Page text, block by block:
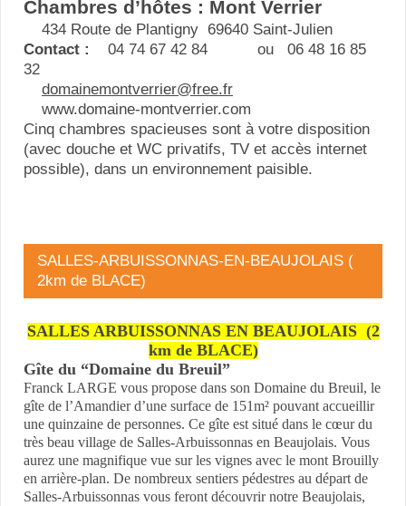
Chambres d’hôtes : Mont Verrier
434 Route de Plantigny 69640 Saint-Julien
Contact :
04 74 67 42 84 ou 06 48 16 85
32
domainemontverrier@free.fr
www.domaine-montverrier.com
Cinq chambres spacieuses sont à votre disposition
(avec douche et WC privatifs, TV et accès internet
possible), dans un environnement paisible.
SALLES-ARBUISSONNAS-EN-BEAUJOLAIS (
2km de BLACE)
SALLES ARBUISSONNAS EN BEAUJOLAIS (2
km de BLACE)
Gîte du “Domaine du Breuil”
Franck LARGE vous propose dans son Domaine du Breuil, le
gîte de l’Amandier d’une surface de 151m² pouvant accueillir
une quinzaine de personnes. Ce gîte est situé dans le cœur du
très beau village de Salles-Arbuissonnas en Beaujolais. Vous
aurez une magnifique vue sur les vignes avec le mont Brouilly
en arrière-plan. De nombreux sentiers pédestres au départ de
Salles-Arbuissonnas vous feront découvrir notre Beaujolais,